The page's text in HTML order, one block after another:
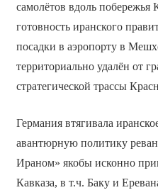
самолётов вдоль побережья
готовность иранского
посадки в аэропорту в
территориально удалён от
стратегической трассы
Германия втягивала
авантюрную политику
Ираном» якобы исконно
Кавказа, в т.ч. Баку и